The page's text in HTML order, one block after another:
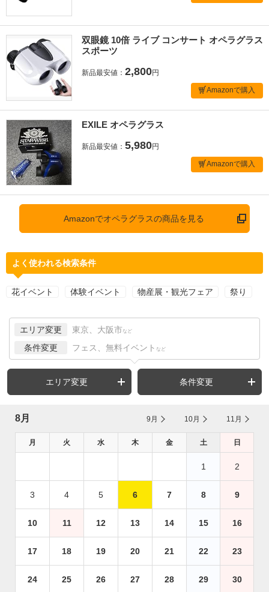
双眼鏡 10倍 ライブ コンサート オペラグラス
スポーツ
新品最安値： 2,800円
Amazonで購入
EXILE オペラグラス
新品最安値： 5,980円
Amazonで購入
Amazonでオペラグラスの商品を見る
よく使われる検索条件
花イベント 体験イベント 物産展・観光フェア 祭り
エリア変更 東京、大阪市 など
条件変更 フェス、無料イベント など
エリア変更 条件変更
8月 9月 10月 11月
月 火 水 木 金 土 日
1 2
3 4 5 6 7 8 9
10 11 12 13 14 15 16
17 18 19 20 21 22 23
24 25 26 27 28 29 30